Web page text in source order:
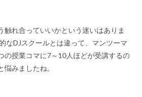
触れ合っていいかという迷いはありま
なDJスクールとは違って、マンツーマ
の授業コマに7～10人ほどが受講するの
悩みましたね。